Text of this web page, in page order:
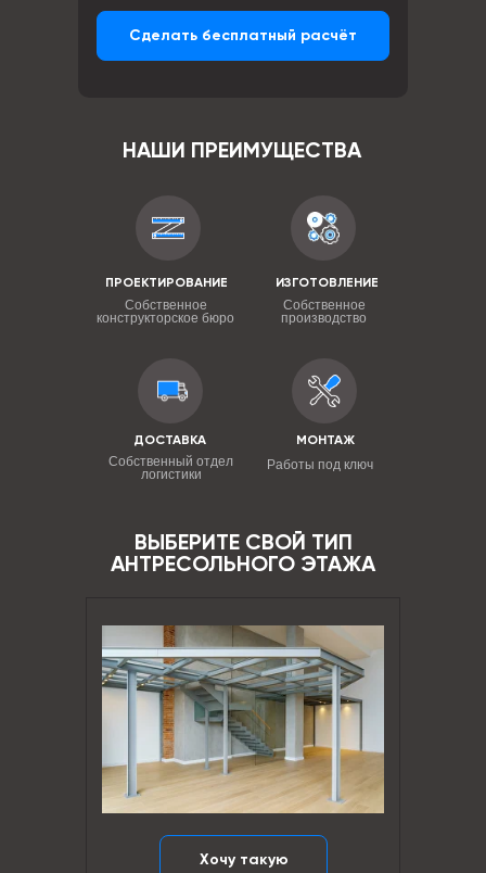
НАШИ ПРЕИМУЩЕСТВА
ПРОЕКТИРОВАНИЕ
Собственное
конструкторское бюро
ИЗГОТОВЛЕНИЕ
Собственное
производство
ДОСТАВКА
Собственный отдел
логистики
МОНТАЖ
Работы под ключ
Сделать бесплатный расчёт
ВЫБЕРИТЕ СВОЙ ТИП
АНТРЕСОЛЬНОГО ЭТАЖА
Хочу такую